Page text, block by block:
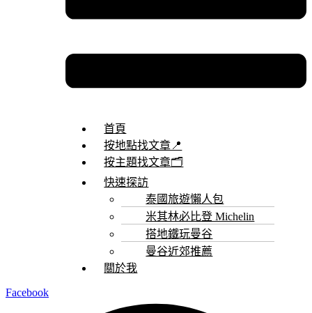
首頁
按地點找文章📍
按主題找文章🗂️
快速探訪
泰國旅遊懶人包
米其林必比登 Michelin
搭地鐵玩曼谷
曼谷近郊推薦
關於我
Facebook